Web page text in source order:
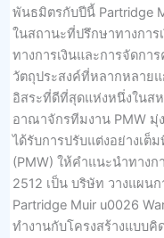
พันธมิตรกับปีนี้ Partridge
ในสถานะที่ปรึกษาทางกา
ทางการเงินและการจัดกา
วัตถุประสงค์ที่หลากหลาย
อิสระที่ดีที่สุดแห่งหนึ่งในส
อาณาจักรทีมงาน PMW มุ่
ได้รับการปรับแต่งอย่างเต็
(PMW) ให้คำแนะนำทางก
2512 เป็น บริษัท วางแผน
Partridge Muir u0026
ทำงานกับโครงสร้างแบบ